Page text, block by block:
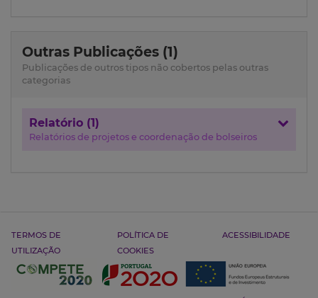
Outras Publicações (1)
Publicações de outros tipos não cobertos pelas outras
categorias
Relatório (1)
Relatórios de projetos e coordenação de bolseiros
TERMOS DE
UTILIZAÇÃO
POLÍTICA DE
COOKIES
ACESSIBILIDADE